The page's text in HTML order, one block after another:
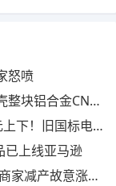
怒喷
造 主板集成度超高
牌，已买上牌不会强制淘汰。
上线亚马逊
涨价 真相扎心了